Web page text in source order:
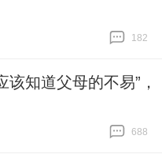
182
知道父母的不易”，
688